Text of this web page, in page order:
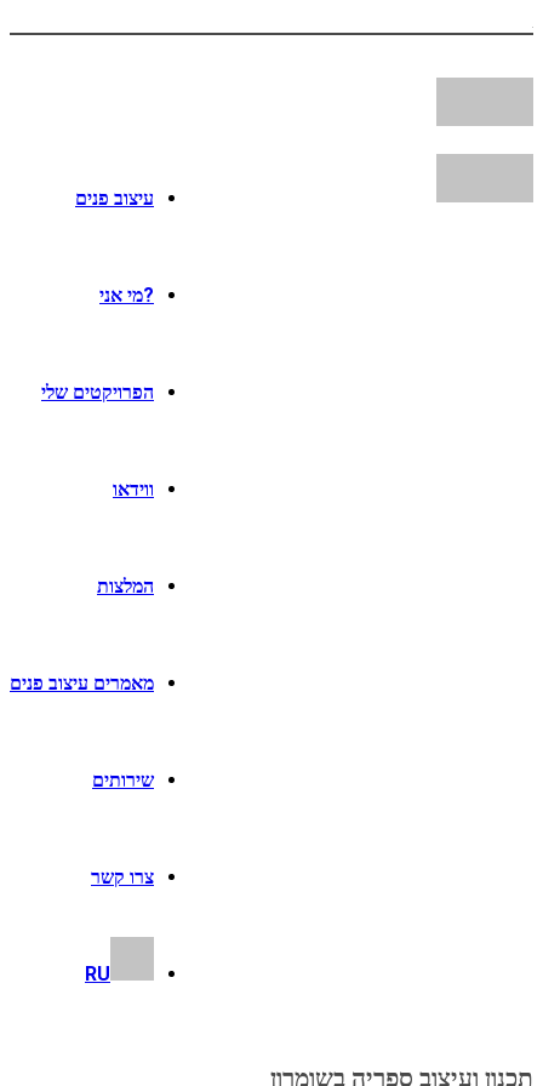
עיצוב פנים
?מי אני
הפרויקטים שלי
ווידאו
המלצות
מאמרים עיצוב פנים
שירותים
צרו קשר
RU
תכנון ועיצוב ספריה בשומרון